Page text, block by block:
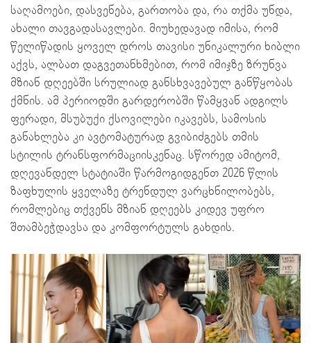
საღამოები, დასვენება, გართობა და, რა თქმა უნდა,
ახალი თავგადასავლები. მიუხედავად იმისა, რომ
წელიწადის ყოველ დროს თავისი უნიკალური ხიბლი
აქვს, ალბათ დაგვეთანხმებით, რომ იმიჯზე ზრუნვა
მზიან დღეებში სრულიად განსხვავებულ განწყობას
ქმნის. ამ პერიოდში გარდერობში წამყვან ადგილს
ფერადი, მსუბუქი ქსოვილები იკავებს, სამოსის
განახლება კი ავტომატურად გვიბიძგებს თმის
სტილის ტრანსფორმაციისკენაც. სწორედ ამიტომ,
დღევანდელ სტატიაში წარმოგიდგენთ 2026 წლის
ზაფხულის ყველაზე ტრენდულ ვარცხნილობებს,
რომლებიც თქვენს მზიან დღეებს კიდევ უფრო
შთამბეჭდავსა და კომფორტულს გახდის.